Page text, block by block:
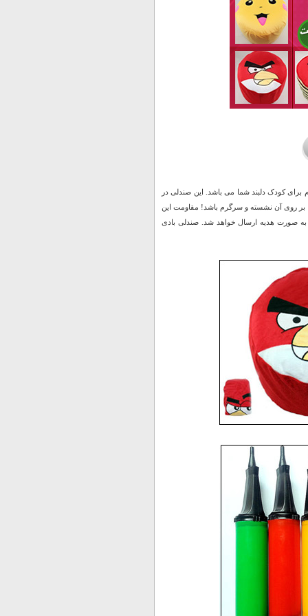
کودک دلبند شما می باشد. این صندلی در
روی آن نشسته و سرگرم باشد! مقاومت این
صندلی به صورت هدیه ارسال خواهد شد. صندلی بادی